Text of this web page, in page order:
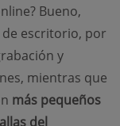
Bueno,
escritorio, por
y
mientras que
más pequeños
del